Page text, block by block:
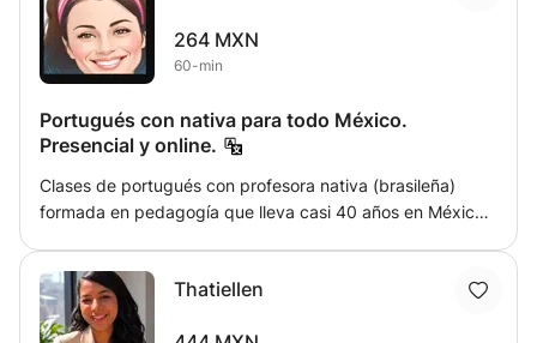
para participar activamente. Durante las clases, utilizo
una combinación de métodos interactivos y recursos
multimedia para mantener el interés y la atención de los
gramaticales y vocabulario, fomento la práctica y la
aplicación práctica del idioma a través de actividades
264 MXN
60-min
Portugués con nativa para todo México.
Presencial y online.
Clases de portugués con profesora nativa (brasileña)
formada en pedagogía que lleva casi 40 años en México.
trabajamos las 4 áreas (hablar, escribir, escuchar, leer).
Cada clase incluye vocabulario, gramática, muchos
Thatiellen